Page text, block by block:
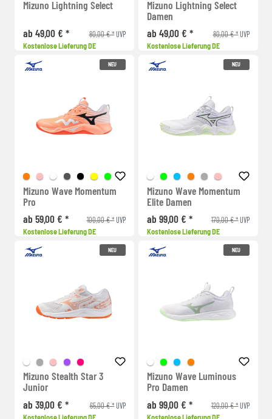
Mizuno Lightning Select
ab 49,00 € * 80,00 € *UVP
Kostenlose Lieferung DE
Mizuno Lightning Select
Damen
ab 49,00 € *
80,00 € *UVP
Kostenlose Lieferung DE
NEU
Mizuno Wave Momentum
Pro
ab 59,00 € *
100,00 € *UVP
Kostenlose Lieferung DE
NEU
Mizuno Wave Momentum
Elite Damen
ab 99,00 € *
170,00 € *UVP
Kostenlose Lieferung DE
NEU
Mizuno Stealth Star 3
Junior
ab 39,00 € *
65,00 € *UVP
Kostenlose Lieferung DE
NEU
Mizuno Wave Luminous
Pro Damen
ab 99,00 € *
120,00 € *UVP
Kostenlose Lieferung DE